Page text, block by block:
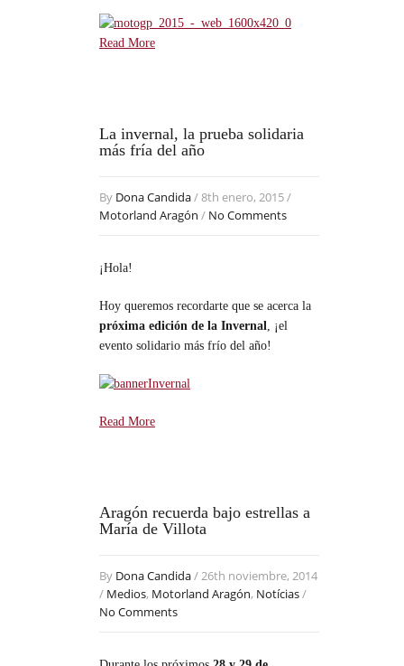
Read More
La invernal, la prueba solidaria
más fría del año
By Dona Candida/ 8th enero, 2015 /
Motorland Aragón / No Comments
¡Hola!
Hoy queremos recordarte que se acerca la
próxima edición de la Invernal, ¡el
evento solidario más frío del año!
Read More
Aragón recuerda bajo estrellas a
María de Villota
By Dona Candida/ 26th noviembre, 2014
/ Medios, Motorland Aragón, Notícias/
No Comments